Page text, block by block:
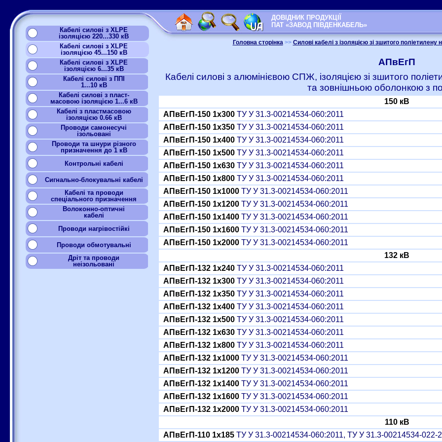
Кабелі силові з XLPE
ізоляцією 220...330 кВ
Кабелі силові з XLPE
ізоляцією 45...150 кВ
Кабелі силові з XLPE
ізоляцією 6...35 кВ
Кабелі силові з ППІ
1...10 кВ
Кабелі силові з пласт-
масовою ізоляцією 1...6 кВ
Кабелі з пластмасовою
ізоляцією 0.66 кВ
Проводи самонесучі
ізольовані
Проводи та шнури різного
призначення до 1 кВ
Контрольні кабелі
Сигнально-блокувальні кабелі
Кабелі та проводи
спеціального призначення
Волоконно-оптичні
кабелі
Проводи нагрівостійкі
Проводи обмотувальні
Дріт та проводи
неізольовані
ДОВІДНИК ПРОДУКЦІЇ
ПАТ «ЗАВОД ПІВДЕНКАБЕЛЬ»
Головна сторінка>> Силові кабелі з ізоляцією зі зшитого поліетилену
АПвЕгП
Кабелі силові з алюмінієвою СПЖ, ізоляцією зі зшитого
та зовнішньою оболонкою з
150 кВ
АПвЕгП-150 1x300 ТУ У 31.3-00214534-060:2011
АПвЕгП-150 1x350 ТУ У 31.3-00214534-060:2011
АПвЕгП-150 1x400 ТУ У 31.3-00214534-060:2011
АПвЕгП-150 1x500 ТУ У 31.3-00214534-060:2011
АПвЕгП-150 1x630 ТУ У 31.3-00214534-060:2011
АПвЕгП-150 1x800 ТУ У 31.3-00214534-060:2011
АПвЕгП-150 1x1000 ТУ У 31.3-00214534-060:2011
АПвЕгП-150 1x1200 ТУ У 31.3-00214534-060:2011
АПвЕгП-150 1x1400 ТУ У 31.3-00214534-060:2011
АПвЕгП-150 1x1600 ТУ У 31.3-00214534-060:2011
АПвЕгП-150 1x2000 ТУ У 31.3-00214534-060:2011
132 кВ
АПвЕгП-132 1x240 ТУ У 31.3-00214534-060:2011
АПвЕгП-132 1x300 ТУ У 31.3-00214534-060:2011
АПвЕгП-132 1x350 ТУ У 31.3-00214534-060:2011
АПвЕгП-132 1x400 ТУ У 31.3-00214534-060:2011
АПвЕгП-132 1x500 ТУ У 31.3-00214534-060:2011
АПвЕгП-132 1x630 ТУ У 31.3-00214534-060:2011
АПвЕгП-132 1x800 ТУ У 31.3-00214534-060:2011
АПвЕгП-132 1x1000 ТУ У 31.3-00214534-060:2011
АПвЕгП-132 1x1200 ТУ У 31.3-00214534-060:2011
АПвЕгП-132 1x1400 ТУ У 31.3-00214534-060:2011
АПвЕгП-132 1x1600 ТУ У 31.3-00214534-060:2011
АПвЕгП-132 1x2000 ТУ У 31.3-00214534-060:2011
110 кВ
АПвЕгП-110 1x185 ТУ У 31.3-00214534-060:2011, ТУ У 31.3-00214534-022-